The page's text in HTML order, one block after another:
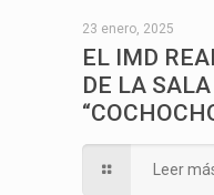
23 enero, 2025
EL IMD
DE LA
Leer